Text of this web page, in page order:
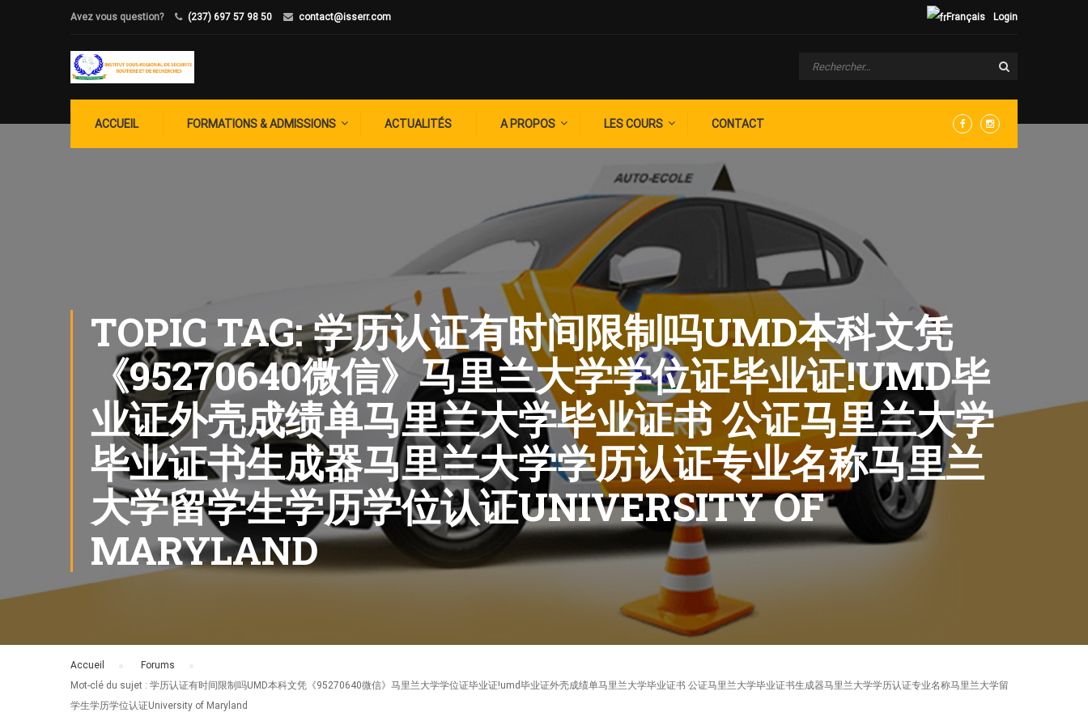
Avez vous question? (237) 697 57 98 50 contact@isserr.com Login
Français
ACCUEIL FORMATIONS & ADMISSIONS ACTUALITÉS A PROPOS LES COURS CONTACT
TOPIC TAG: 学历认证有时间限制吗UMD本科文凭
《95270640微信》马里兰大学学位证毕业证!UMD毕
业证外壳成绩单马里兰大学毕业证书 公证马里兰大学
毕业证书生成器马里兰大学学历认证专业名称马里兰
大学留学生学历学位认证UNIVERSITY OF
MARYLAND
Accueil Forums
Mot-clé du sujet : 学历认证有时间限制吗UMD本科文凭《95270640微信》马里兰大学学位证毕业证!umd毕业证外壳成绩单马里兰大学毕业证书 公证马里兰大学毕业证书生成器马里兰大学学历认证专业名称马里兰大学留
学生学历学位认证University of Maryland